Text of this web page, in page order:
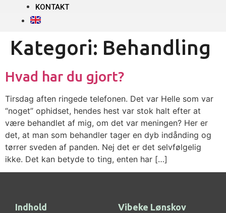
KONTAKT
Kategori: Behandling
Hvad har du gjort?
Tirsdag aften ringede telefonen. Det var Helle som var
“noget” ophidset, hendes hest var stok halt efter at
være behandlet af mig, om det var meningen? Her er
det, at man som behandler tager en dyb indånding og
tørrer sveden af panden. Nej det er det selvfølgelig
ikke. Det kan betyde to ting, enten har […]
Indhold Vibeke Lønskov